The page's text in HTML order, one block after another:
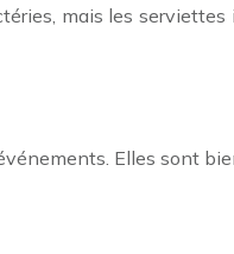
mais les
Elles sont